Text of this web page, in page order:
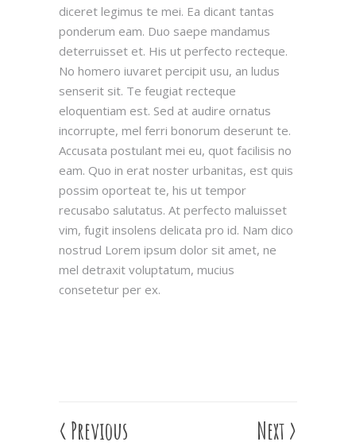
diceret legimus te mei. Ea dicant tantas
ponderum eam. Duo saepe mandamus
deterruisset et. His ut perfecto recteque.
No homero iuvaret percipit usu, an ludus
senserit sit. Te feugiat recteque
eloquentiam est. Sed at audire ornatus
incorrupte, mel ferri bonorum deserunt te.
Accusata postulant mei eu, quot facilisis no
eam. Quo in erat noster urbanitas, est quis
possim oporteat te, his ut tempor
recusabo salutatus. At perfecto maluisset
vim, fugit insolens delicata pro id. Nam dico
nostrud Lorem ipsum dolor sit amet, ne
mel detraxit voluptatum, mucius
consetetur per ex.
< Previous >
Next